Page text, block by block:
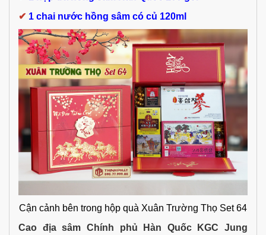
✔ 1 chai nước hồng sâm có củ 120ml
Cận cảnh bên trong hộp quà Xuân Trường Thọ Set 64
Cao địa sâm Chính phủ Hàn Quốc KGC Jung